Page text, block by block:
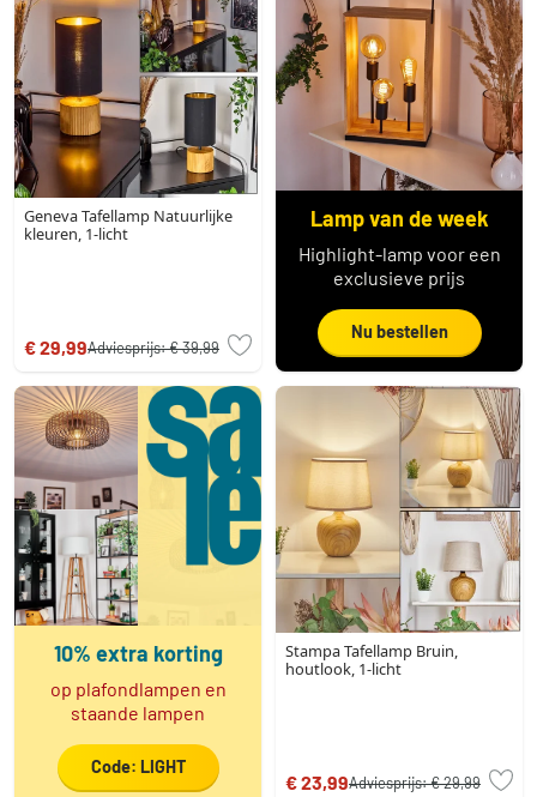
Geneva Tafellamp Natuurlijke
kleuren, 1-licht
€ 29,99Adviesprijs:€ 39,99
Lamp van de week
Highlight-lamp voor een
exclusieve prijs
Nu bestellen
10% extra korting
op plafondlampen en
staande lampen
Code: LIGHT
Stampa Tafellamp Bruin,
houtlook, 1-licht
€ 23,99Adviesprijs:€ 29,99